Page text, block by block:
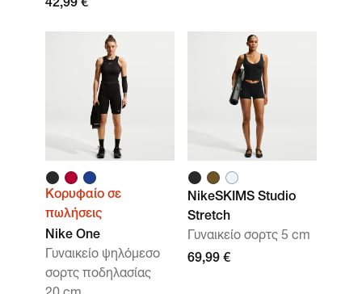
42,99 €
Κορυφαίο σε
πωλήσεις
Nike One
Γυναικείο ψηλόμεσο
σορτς ποδηλασίας
NikeSKIMS Studio
Stretch
Γυναικείο σορτς 5 cm
69,99 €